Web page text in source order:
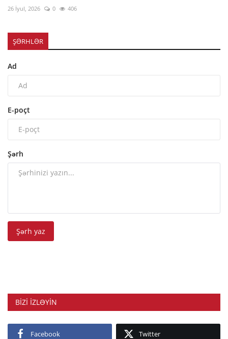
26 İyul, 2026 0 406
ŞƏRHLƏR
Ad
E-poçt
Şərh
Şərh yaz
BIZI IZLƏYIN
Facebook Twitter